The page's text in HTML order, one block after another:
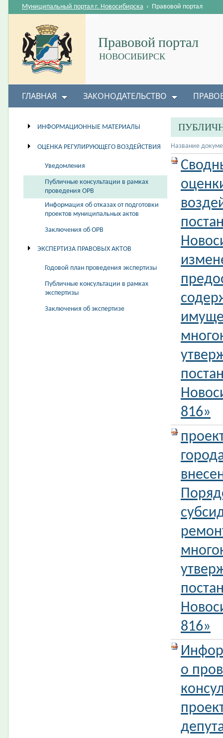
Правовой портал
НОВОСИБИРСК
Муниципальный портал г. Новосибирска › Правовой портал
ГЛАВНАЯ ЗАКОНОДАТЕЛЬСТВО
ИНФОРМАЦИОННЫЕ МАТЕРИАЛЫ
ОЦЕНКА РЕГУЛИРУЮЩЕГО ВОЗДЕЙСТВИЯ
Уведомления
Публичные консультации в рамках
проведения ОРВ
Информация об отказах от подготовки
проектов муниципальных актов
Заключения об ОРВ
ЭКСПЕРТИЗА ПРАВОВЫХ АКТОВ
Годовой план проведения экспертизы
Публичные консультации в рамках
экспертизы
Заключения об экспертизе
Название
816»
816»
о